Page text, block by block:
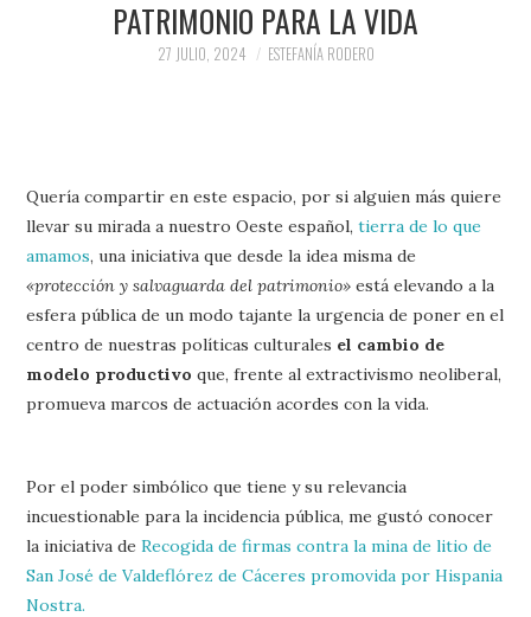
PATRIMONIO PARA LA VIDA
27 JULIO, 2024 ESTEFANÍA RODERO
Quería compartir en este espacio, por si alguien más quiere
llevar su mirada a nuestro Oeste español,tierra de lo que
amamos, una iniciativa que desde la idea misma de
«protección y salvaguarda del patrimonio» está elevando a la
esfera pública de un modo tajante la urgencia de poner en el
centro de nuestras políticas culturales el cambio de
modelo productivo que, frente al extractivismo neoliberal,
promueva marcos de actuación acordes con la vida.
Por el poder simbólico que tiene y su relevancia
incuestionable para la incidencia pública, me gustó conocer
la iniciativa deRecogida de firmas contra la mina de litio de
San José de Valdeflórez de Cáceres promovida por Hispania
Nostra.